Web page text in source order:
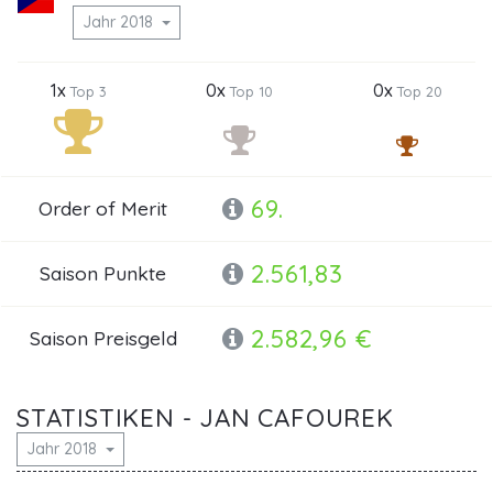
Jahr 2018
1xTop 3 0xTop 10 0xTop 20
Order of Merit 69.
Saison Punkte 2.561,83
Saison Preisgeld 2.582,96 €
STATISTIKEN - JAN CAFOUREK
Jahr 2018